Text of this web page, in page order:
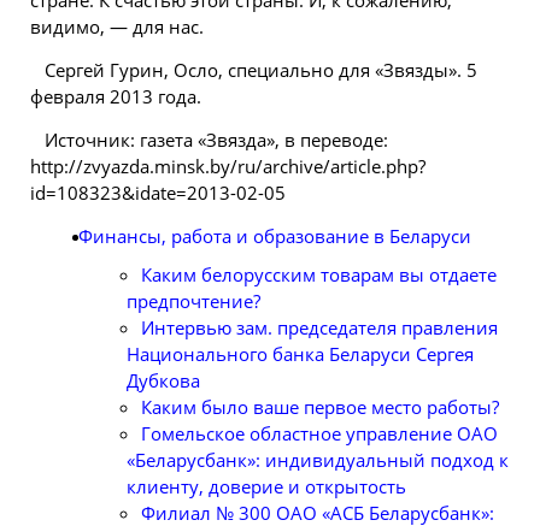
видимо, — для нас.
Сергей Гурин, Осло, специально для «Звязды». 5
февраля 2013 года.
Источник: газета «Звязда», в переводе:
http://zvyazda.minsk.by/ru/archive/article.php?
id=108323&idate=2013-02-05
Финансы, работа и образование в Беларуси
Каким белорусским товарам вы отдаете
предпочтение?
Интервью зам. председателя правления
Национального банка Беларуси Сергея
Дубкова
Каким было ваше первое место работы?
Гомельское областное управление ОАО
«Беларусбанк»: индивидуальный подход к
клиенту, доверие и открытость
Филиал № 300 ОАО «АСБ Беларусбанк»: